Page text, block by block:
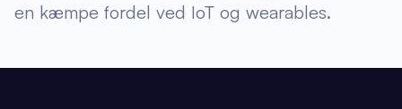
en kæmpe fordel ved IoT og wearables.